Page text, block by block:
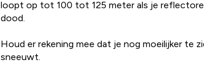
loopt op tot 100 tot 125 meter als je
dood.
Houd er rekening mee dat je nog moeilijker te
sneeuwt.